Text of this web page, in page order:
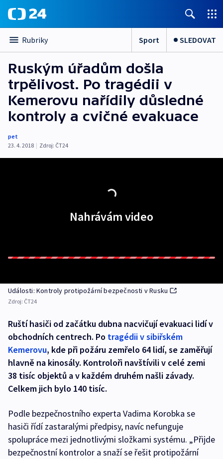
Rubriky Sport SLEDOVAT
Ruským úřadům došla
trpělivost. Po tragédii v
Kemerovu nařídily důsledné
kontroly a cvičné evakuace
pet
23. 4. 2018 | Zdroj: ČT24
Nahrávám video
Události: Kontroly protipožární bezpečnosti v Rusku
Zdroj: ČT24
Ruští hasiči od začátku dubna nacvičují evakuaci lidí v
obchodních centrech. Po tragédii v sibiřském
Kemerovu, kde při požáru zemřelo 64 lidí, se zaměřují
hlavně na kinosály. Kontroloři navštívili v celé zemi
38 tisíc objektů a v každém druhém našli závady.
Celkem jich bylo 140 tisíc.
Podle bezpečnostního experta Vadima Korobka se
hasiči řídí zastaralými předpisy, navíc nefunguje
spolupráce mezi jednotlivými složkami systému. „Přijde
bezpečnostní kontrolor a snaží se řešit protipožární